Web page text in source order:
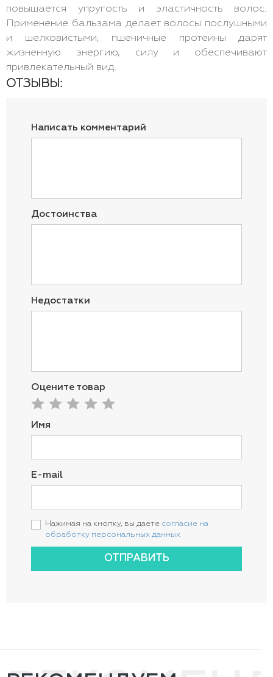
повышается упругость и эластичность волос.
Применение бальзама делает волосы послушными
и шелковистыми, пшеничные протеины дарят
жизненную энергию, силу и обеспечивают
привлекательный вид.
ОТЗЫВЫ:
Написать комментарий
Достоинства
Недостатки
Оцените товар
Имя
E-mail
Нажимая на кнопку, вы даете согласие на
обработку персональных данных
ОТПРАВИТЬ